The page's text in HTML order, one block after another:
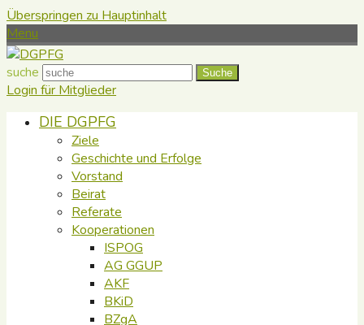
Überspringen zu Hauptinhalt
Menu
suche Suche
Login für Mitglieder
DIE DGPFG
Ziele
Geschichte und Erfolge
Vorstand
Beirat
Referate
Kooperationen
ISPOG
AG GGUP
AKF
BKiD
BZgA